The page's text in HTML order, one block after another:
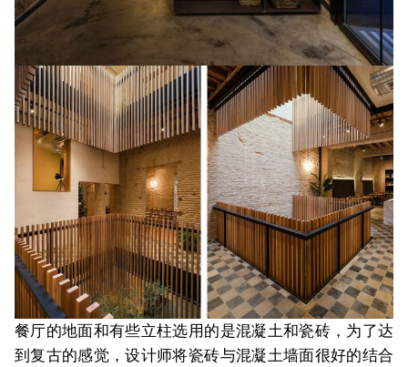
餐厅的地面和有些立柱选用的是混凝土和瓷砖，为了达
到复古的感觉，设计师将瓷砖与混凝土墙面很好的结合